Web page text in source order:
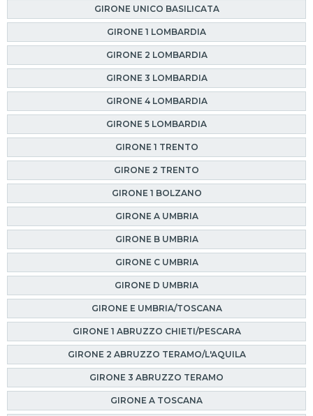
GIRONE UNICO BASILICATA
GIRONE 1 LOMBARDIA
GIRONE 2 LOMBARDIA
GIRONE 3 LOMBARDIA
GIRONE 4 LOMBARDIA
GIRONE 5 LOMBARDIA
GIRONE 1 TRENTO
GIRONE 2 TRENTO
GIRONE 1 BOLZANO
GIRONE A UMBRIA
GIRONE B UMBRIA
GIRONE C UMBRIA
GIRONE D UMBRIA
GIRONE E UMBRIA/TOSCANA
GIRONE 1 ABRUZZO CHIETI/PESCARA
GIRONE 2 ABRUZZO TERAMO/L'AQUILA
GIRONE 3 ABRUZZO TERAMO
GIRONE A TOSCANA